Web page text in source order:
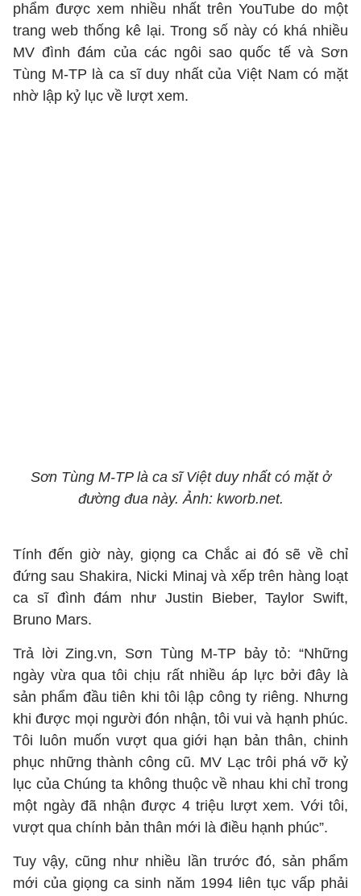
phẩm được xem nhiều nhất trên YouTube do một
trang web thống kê lại. Trong số này có khá nhiều
MV đình đám của các ngôi sao quốc tế và Sơn
Tùng M-TP là ca sĩ duy nhất của Việt Nam có mặt
nhờ lập kỷ lục về lượt xem.
Sơn Tùng M-TP là ca sĩ Việt duy nhất có mặt ở
đường đua này. Ảnh: kworb.net.
Tính đến giờ này, giọng ca Chắc ai đó sẽ về chỉ
đứng sau Shakira, Nicki Minaj và xếp trên hàng loạt
ca sĩ đình đám như Justin Bieber, Taylor Swift,
Bruno Mars.
Trả lời Zing.vn, Sơn Tùng M-TP bảy tỏ: “Những
ngày vừa qua tôi chịu rất nhiều áp lực bởi đây là
sản phẩm đầu tiên khi tôi lập công ty riêng. Nhưng
khi được mọi người đón nhận, tôi vui và hạnh phúc.
Tôi luôn muốn vượt qua giới hạn bản thân, chinh
phục những thành công cũ. MV Lạc trôi phá vỡ kỷ
lục của Chúng ta không thuộc về nhau khi chỉ trong
một ngày đã nhận được 4 triệu lượt xem. Với tôi,
vượt qua chính bản thân mới là điều hạnh phúc”.
Tuy vậy, cũng như nhiều lần trước đó, sản phẩm
mới của giọng ca sinh năm 1994 liên tục vấp phải